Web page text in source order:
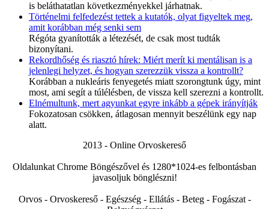
is beláthatatlan következményekkel járhatnak.
Történelmi felfedezést tettek a kutatók, olyat figyeltek meg,
amit korábban még senki sem
Régóta gyanították a létezését, de csak most tudták
bizonyítani.
Rekordhőség és riasztó hírek: Miért merít ki mentálisan is a
jelenlegi helyzet, és hogyan szerezzük vissza a kontrollt?
Korábban a nukleáris fenyegetés miatt szorongtunk úgy, mint
most, ami segít a túlélésben, de vissza kell szerezni a kontrollt.
Elnémultunk, mert agyunkat egyre inkább a gépek irányítják
Fokozatosan csökken, átlagosan mennyit beszélünk egy nap
alatt.
2013 - Online Orvoskereső
Oldalunkat Chrome Böngészővel és 1280*1024-es felbontásban
javasoljuk bönglészni!
Orvos - Orvoskereső - Egészség - Ellátás - Beteg - Fogászat -